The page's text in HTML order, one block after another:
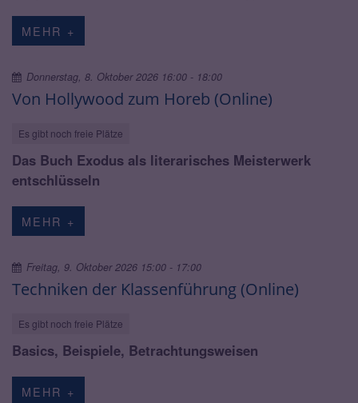
MEHR +
Von Hollywood zum Horeb (Online)
Es gibt noch freie Plätze
Donnerstag, 8. Oktober 2026 16:00 - 18:00
Das Buch Exodus als literarisches Meisterwerk
entschlüsseln
MEHR +
Techniken der Klassenführung (Online)
Es gibt noch freie Plätze
Freitag, 9. Oktober 2026 15:00 - 17:00
Basics, Beispiele, Betrachtungsweisen
MEHR +